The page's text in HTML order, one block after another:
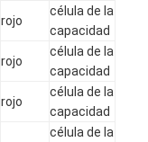
rojo
célula de la
capacidad
rojo
célula de la
capacidad
rojo
célula de la
capacidad
célula de la